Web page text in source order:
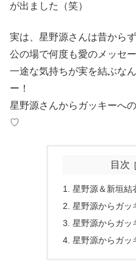
が出ました（笑）
実は、星野源さんは昔から
公の場で何度も愛のメッセ
一途な気持ちが実を結ぶな
ー！
星野源さんからガッキーへ
♡
目次
星野源＆新垣結
星野源からガ
星野源からガ
星野源からガ